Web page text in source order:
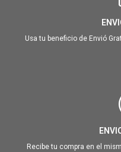
Usa tu beneficio de Envió
Recibe tu compra en el